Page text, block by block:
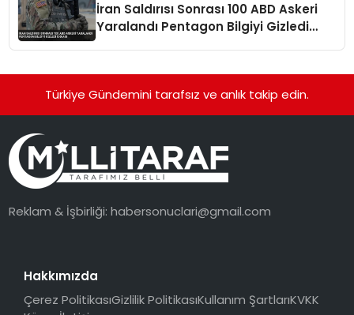
İran Saldırısı Sonrası 100 ABD Askeri
Yaralandı Pentagon Bilgiyi Gizledi
Türkiye Gündemini tarafsız ve anlık takip edin.
Reklam & İşbirliği:habersonuclari@gmail.com
Hakkımızda
Çerez PolitikasıGizlilik PolitikasıKullanım ŞartlarıKVKK